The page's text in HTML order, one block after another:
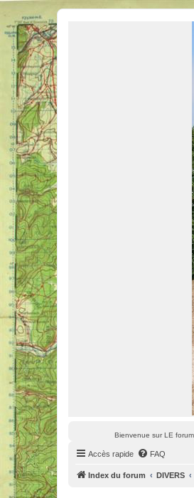
Bienvenue sur LE forum des
Bienvenue sur LE
Accès rapide FAQ
Index du forum DIVERS